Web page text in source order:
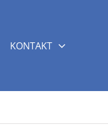
KONTAKT